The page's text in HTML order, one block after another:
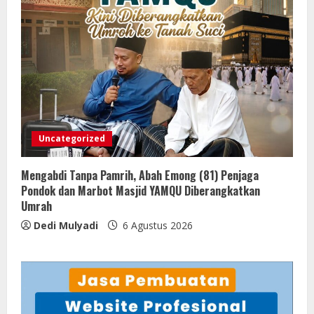
Uncategorized
Mengabdi Tanpa Pamrih, Abah Emong (81) Penjaga
Pondok dan Marbot Masjid YAMQU Diberangkatkan
Umrah
Dedi Mulyadi 6 Agustus 2026